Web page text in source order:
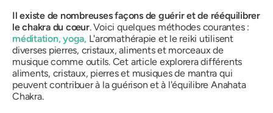
Il existe de nombreuses façons de guérir et de rééquilibrer
le chakra du cœur.Voici quelques méthodes courantes :
méditation, yoga,L'aromathérapie et le reiki utilisent
diverses pierres, cristaux, aliments et morceaux de
musique comme outils. Cet article explorera différents
aliments, cristaux, pierres et musiques de mantra qui
peuvent contribuer à la guérison et à l'équilibreAnahata
Chakra.